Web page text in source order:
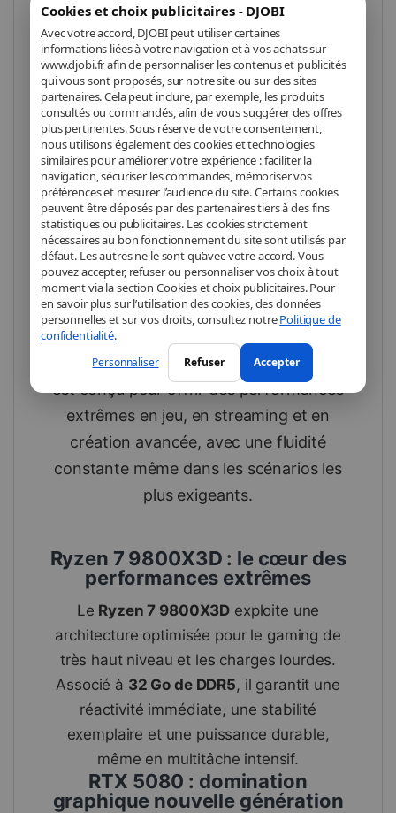
Cookies et choix publicitaires - DJOBI
Avec votre accord, DJOBI peut utiliser certaines
informations liées à votre navigation et à vos achats sur
www.djobi.fr afin de personnaliser les contenus et publicités
qui vous sont proposés, sur notre site ou sur des sites
partenaires. Cela peut inclure, par exemple, les produits
consultés ou commandés, afin de vous suggérer des offres
plus pertinentes. Sous réserve de votre consentement,
nous utilisons également des cookies et technologies
similaires pour améliorer votre expérience : faciliter la
navigation, sécuriser les commandes, mémoriser vos
préférences et mesurer l’audience du site. Certains cookies
peuvent être déposés par des partenaires tiers à des fins
statistiques ou publicitaires. Les cookies strictement
nécessaires au bon fonctionnement du site sont utilisés par
défaut. Les autres ne le sont qu’avec votre accord. Vous
pouvez accepter, refuser ou personnaliser vos choix à tout
moment via la section Cookies et choix publicitaires. Pour
en savoir plus sur l’utilisation des cookies, des données
personnelles et sur vos droits, consultez notrePolitique de
confidentialité.
Personnaliser Refuser Accepter
PC SUPERNOVA –
Ryzen 7 9800X3D ·
RTX 5080 · 32 Go
DDR5 · SSD 1 To
L’excellence absolue pour le
gaming extrême et la création
sans limites
LePC SUPERNOVAincarne le très haut
de gamme sans concession. Propulsé par
leprocesseur AMD Ryzen 7 9800X3D
épaulé par
redoutableNVIDIA GeForce RTX 5080
est conçu pour offrir des performances
extrêmes en jeu, en streaming et en
création avancée, avec une fluidité
constante même dans les scénarios les
plus exigeants.
Ryzen 7 9800X3D : le cœur des
performances extrêmes
Le Ryzen 7 9800X3D exploite une
architecture optimisée pour le gaming de
très haut niveau et les charges lourdes.
Associé à 32 Go de DDR5, il garantit une
réactivité immédiate, une stabilité
exemplaire et une puissance durable,
même en multitâche intensif.
RTX 5080 : domination
graphique nouvelle génération